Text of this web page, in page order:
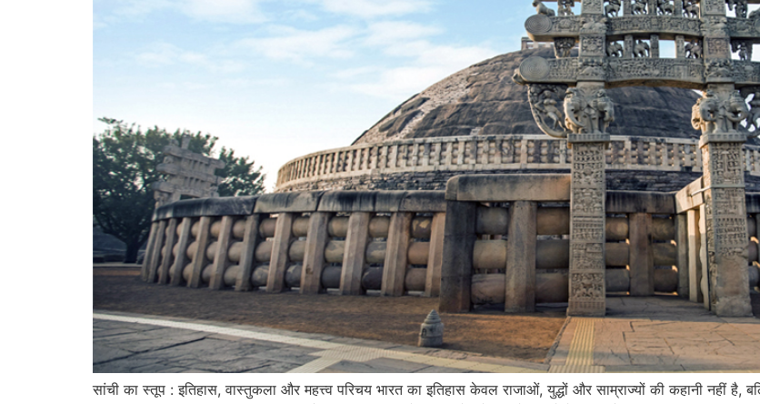
सांची का स्तूप : इतिहास, वास्तुकला और महत्त्व परिचय भारत का इतिहास केवल राजाओं, युद्धों और साम्राज्यों की कहानी नहीं है,